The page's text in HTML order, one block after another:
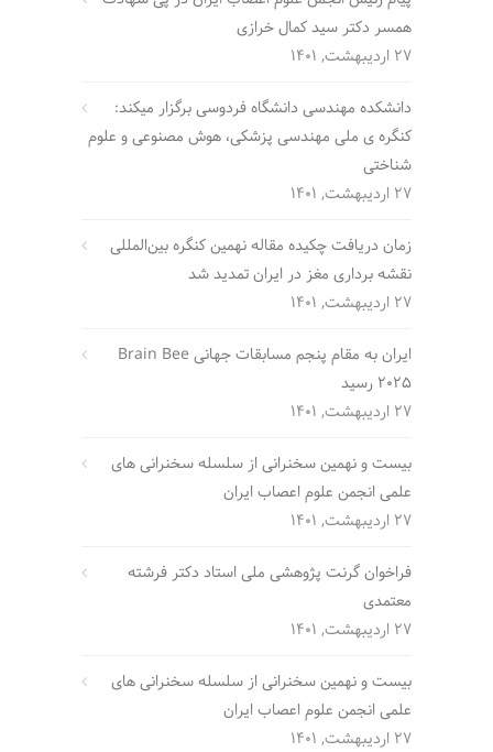
همسر دکتر سید کمال خرازی
27 اردیبهشت, 1401
دانشکده مهندسی دانشگاه فردوسی برگزار میکند:
کنگره ی ملی مهندسی پزشکی، هوش مصنوعی و علوم
شناختی
27 اردیبهشت, 1401
زمان دریافت چکیده مقاله نهمین کنگره بین‌المللی
نقشه برداری مغز در ایران تمدید شد
27 اردیبهشت, 1401
ایران به مقام پنجم مسابقات جهانی Brain Bee
2025 رسید
27 اردیبهشت, 1401
بیست و نهمین سخنرانی از سلسله سخنرانی های
علمی انجمن علوم اعصاب ایران
27 اردیبهشت, 1401
فراخوان گرنت پژوهشی ملی استاد دکتر فرشته
معتمدی
27 اردیبهشت, 1401
بیست و نهمین سخنرانی از سلسله سخنرانی های
علمی انجمن علوم اعصاب ایران
27 اردیبهشت, 1401